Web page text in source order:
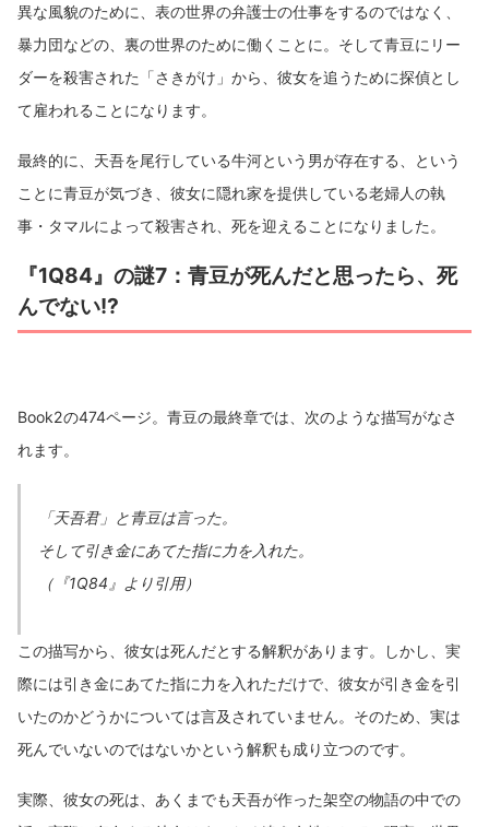
異な風貌のために、表の世界の弁護士の仕事をするのではなく、
暴力団などの、裏の世界のために働くことに。そして青豆にリー
ダーを殺害された「さきがけ」から、彼女を追うために探偵とし
て雇われることになります。
最終的に、天吾を尾行している牛河という男が存在する、という
ことに青豆が気づき、彼女に隠れ家を提供している老婦人の執
事・タマルによって殺害され、死を迎えることになりました。
『1Q84』の謎7：青豆が死んだと思ったら、死
んでない!?
Book2の474ページ。青豆の最終章では、次のような描写がなさ
れます。
「天吾君」と青豆は言った。
そして引き金にあてた指に力を入れた。
（『1Q84』より引用）
この描写から、彼女は死んだとする解釈があります。しかし、実
際には引き金にあてた指に力を入れただけで、彼女が引き金を引
いたのかどうかについては言及されていません。そのため、実は
死んでいないのではないかという解釈も成り立つのです。
実際、彼女の死は、あくまでも天吾が作った架空の物語の中での